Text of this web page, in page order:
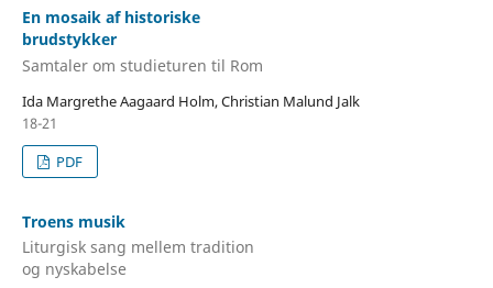
En mosaik af historiske
brudstykker
Samtaler om studieturen til Rom
Ida Margrethe Aagaard Holm, Christian Malund Jalk
18-21
PDF
Troens musik
Liturgisk sang mellem tradition
og nyskabelse